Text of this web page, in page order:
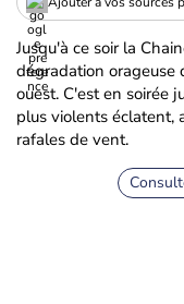
Jusqu'à ce soir la
dégradation orageuse
ouest. C'est en soirée
plus violents éclatent,
rafales de vent.